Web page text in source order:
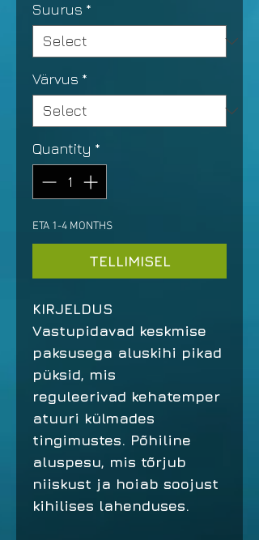
Suurus *
Värvus *
Quantity *
ETA 1-4 MONTHS
TELLIMISEL
KIRJELDUS
Vastupidavad keskmise
paksusega aluskihi pikad
püksid, mis
reguleerivad kehatemper
atuuri külmades
tingimustes. Põhiline
aluspesu, mis tõrjub
niiskust ja hoiab soojust
kihilises lahenduses.